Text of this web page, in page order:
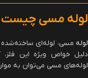
لوله مسی چیست
لوله مسی، لوله‌ای ساخته‌شده
دلیل خواص ویژه این فلز،
لوله‌های مسی می‌توان به